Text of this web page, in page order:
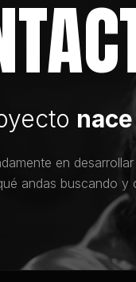
en
andas buscando